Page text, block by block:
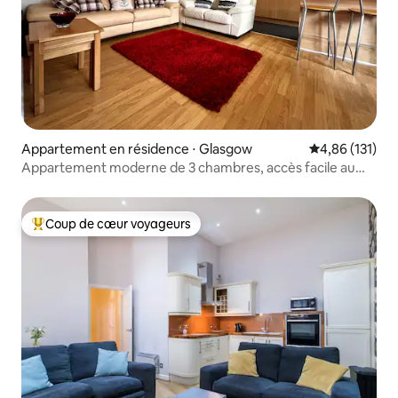
Appartement en résidence ⋅ Glasgow Évaluation
4,86 (131)
Appartement moderne de 3 chambres, accès facile au
Coups de cœur voyageurs les plus appréciés
Coup de cœur voyageurs